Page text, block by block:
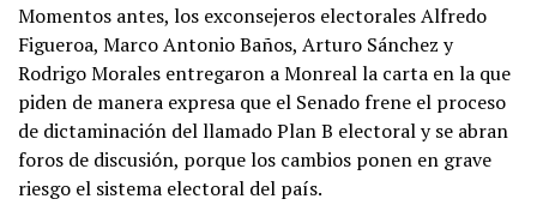
Momentos antes, los exconsejeros electorales Alfredo
Figueroa, Marco Antonio Baños, Arturo Sánchez y
Rodrigo Morales entregaron a Monreal la carta en la que
piden de manera expresa que el Senado frene el proceso
de dictaminación del llamado Plan B electoral y se abran
foros de discusión, porque los cambios ponen en grave
riesgo el sistema electoral del país.